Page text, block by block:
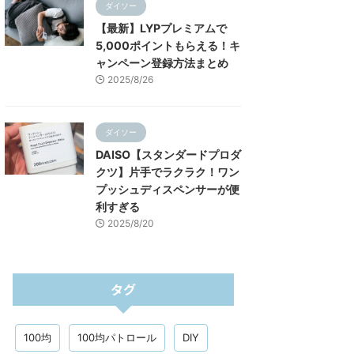
ダイソー
【最新】LYPプレミアムで
5,000ポイントもらえる！キ
ャンペーン登録方法まとめ
2025/8/26
ダイソー
DAISO【スタンダードプロダ
クツ】片手でラクラク！ワン
プッシュディスペンサーが便
利すぎる
2025/8/20
タグ
100均 100均パトロール DIY